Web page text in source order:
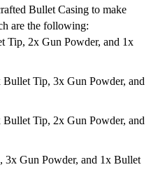
Bullet Casing to make
are the following:
Tip, 2x Gun Powder, and 1x
Bullet Tip, 3x Gun Powder, and
Bullet Tip, 2x Gun Powder, and
3x Gun Powder, and 1x Bullet